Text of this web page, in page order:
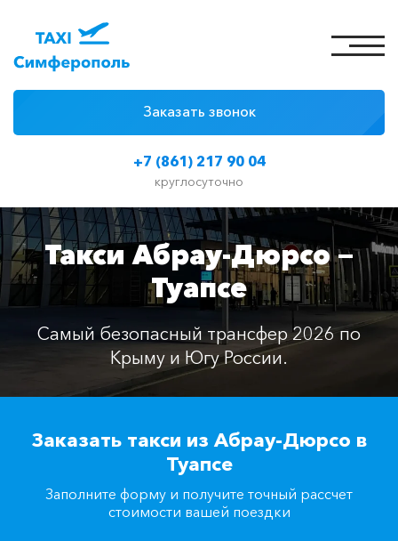
+7 (861) 217 90 04
круглосуточно
Заказать звонок
Цены на такси
Классы автомобилей
Отзывы
Контакты
+7(861)217-90-04
Заказать такси
Такси Абрау-Дюрсо —
Туапсе
Самый безопасный трансфер 2026 по
Крыму и Югу России.
Заказать такси из Абрау-Дюрсо в
Туапсе
Заполните форму и получите точный рассчет
стоимости вашей поездки